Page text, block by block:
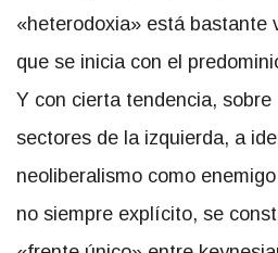
«heterodoxia» está bastante
que se inicia con el
Y con cierta tendencia,
sectores de la izquierda, a
neoliberalismo como
no siempre explícito, se